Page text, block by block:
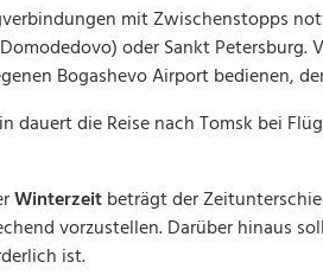
mit Zwischenstopps
oder Sankt
Bogashevo Airport bedienen,
die Reise nach Tomsk bei
Winterzeitbeträgt der
vorzustellen. Darüber hinaus
ist.